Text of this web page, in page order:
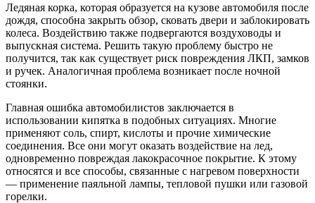
Ледяная корка, которая образуется на кузове автомобиля после
дождя, способна закрыть обзор, сковать двери и заблокировать
колеса. Воздействию также подвергаются воздуховоды и
выпускная система. Решить такую проблему быстро не
получится, так как существует риск повреждения ЛКП, замков
и ручек. Аналогичная проблема возникает после ночной
стоянки.
Главная ошибка автомобилистов заключается в
использовании кипятка в подобных ситуациях. Многие
применяют соль, спирт, кислоты и прочие химические
соединения. Все они могут оказать воздействие на лед,
одновременно повреждая лакокрасочное покрытие. К этому
относятся и все способы, связанные с нагревом поверхности
— применение паяльной лампы, тепловой пушки или газовой
горелки.